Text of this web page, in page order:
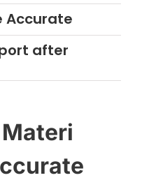
Accurate
after